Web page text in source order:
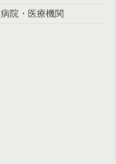
病院・医療機関